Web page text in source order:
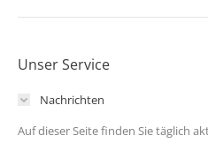
Unser Service
Nachrichten
Auf dieser Seite finden Sie täglich